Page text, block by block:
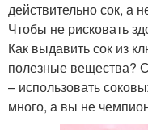
действительно сок, а
Чтобы не рисковать
Как выдавить сок из
полезные вещества?
– использовать
много, а вы не